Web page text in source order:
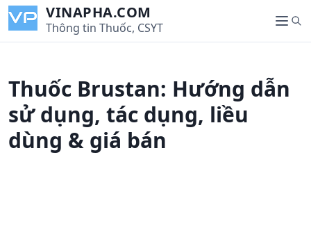
i
VINAPHA.COM
Thông tin Thuốc, CSYT
M
e
u
S
e
Thuốc Brustan: Hướng dẫn
sử dụng, tác dụng, liều
dùng & giá bán